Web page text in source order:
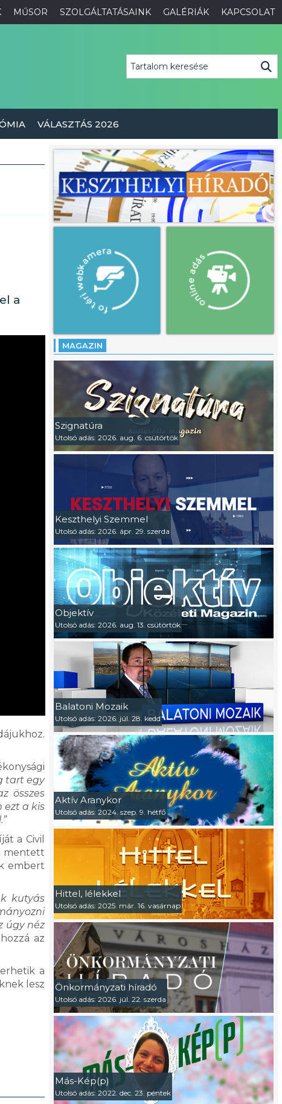
MŰSOR SZOLGÁLTATÁSAINK GALÉRIÁK KAPCSOLAT
VÁLASZTÁS 2026
a
tart egy
összes
ezt a kis
a Civil
mentett
embert
kutyás
úgy néz
az
a
lesz
MAGAZIN
Szignatúra
Utolsó adás: 2026. aug. 6. csütörtök
Keszthelyi Szemmel
Utolsó adás: 2026. ápr. 29. szerda
Objektív
Utolsó adás: 2026. aug. 13. csütörtök
Balatoni Mozaik
Utolsó adás: 2026. júl. 28. kedd
Aktív Aranykor
Utolsó adás: 2024. szep. 9. hétfő
Hittel, lélekkel
Utolsó adás: 2025. már. 16. vasárnap
Önkormányzati híradó
Utolsó adás: 2026. júl. 22. szerda
Más-Kép(p)
Utolsó adás: 2022. dec. 23. péntek